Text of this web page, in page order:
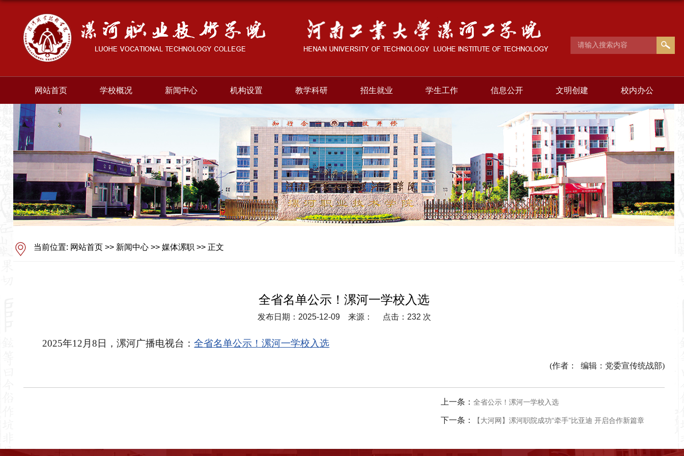
网站首页 学校概况 新闻中心 机构设置 教学科研 招生就业 学生工作 信息公开 文明创建 校内办公
当前位置: 网站首页 >> 新闻中心 >> 媒体漯职 >> 正文
全省名单公示！漯河一学校入选
发布日期：2025-12-09 来源： 点击： 232 次
2025年12月8日，漯河广播电视台：全省名单公示！漯河一学校入选
(作者： 编辑：党委宣传统战部)
上一条： 全省公示！漯河一学校入选
下一条： 【大河网】漯河职院成功“牵手”比亚迪 开启合作新篇章